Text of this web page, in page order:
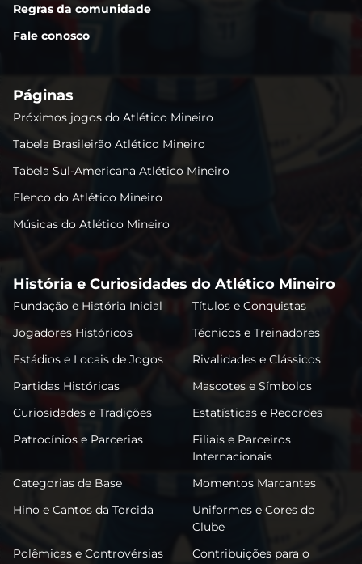
Regras da comunidade
Fale conosco
Páginas
Próximos jogos do Atlético Mineiro
Tabela Brasileirão Atlético Mineiro
Tabela Sul-Americana Atlético Mineiro
Elenco do Atlético Mineiro
Músicas do Atlético Mineiro
História e Curiosidades do Atlético Mineiro
Fundação e História Inicial
Títulos e Conquistas
Jogadores Históricos
Técnicos e Treinadores
Estádios e Locais de Jogos
Rivalidades e Clássicos
Partidas Históricas
Mascotes e Símbolos
Curiosidades e Tradições
Estatísticas e Recordes
Patrocínios e Parcerias
Filiais e Parceiros
Internacionais
Categorias de Base
Momentos Marcantes
Hino e Cantos da Torcida
Uniformes e Cores do
Clube
Polêmicas e Controvérsias
Contribuições para o